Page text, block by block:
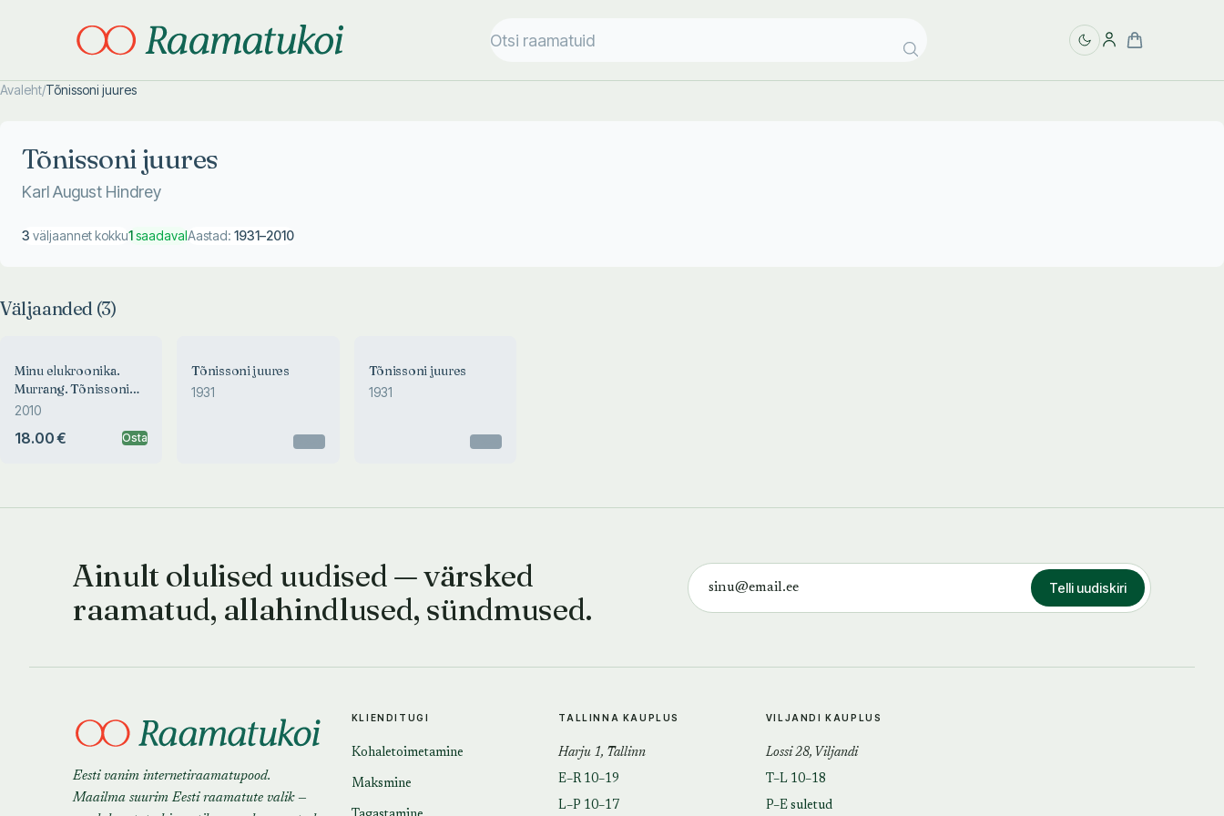
Avaleht/Tõnissoni juures
Tõnissoni juures
Karl August Hindrey
3 väljaannet kokku1saadavalAastad: 1931–2010
Väljaanded (3)
Minu elukroonika.
Murrang. Tõnissoni
juures
2010
18.00 € Osta
Tõnissoni juures
1931
Tõnissoni juures
1931
Ainult olulised uudised — värsked
raamatud, allahindlused, sündmused.
Telli uudiskiri
Eesti vanim internetiraamatupood.
Maailma suurim Eesti raamatute valik —
KLIENDITUGI
Kohaletoimetamine
Maksmine
TALLINNA KAUPLUS
Harju 1, Tallinn
E–R 10–19
L–P 10–17
VILJANDI KAUPLUS
Lossi 28, Viljandi
T–L 10–18
P–E suletud